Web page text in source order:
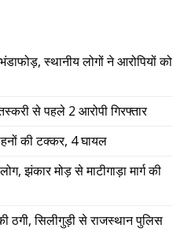
स्थानीय लोगों ने आरोपियों को
से पहले 2 आरोपी गिरफ्तार
की टक्कर, 4 घायल
झंकार मोड़ से माटीगाड़ा मार्ग की
ठगी, सिलीगुड़ी से राजस्थान पुलिस